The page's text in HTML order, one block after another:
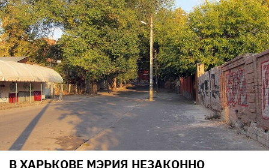
В ХАРЬКОВЕ МЭРИЯ НЕЗАКОННО